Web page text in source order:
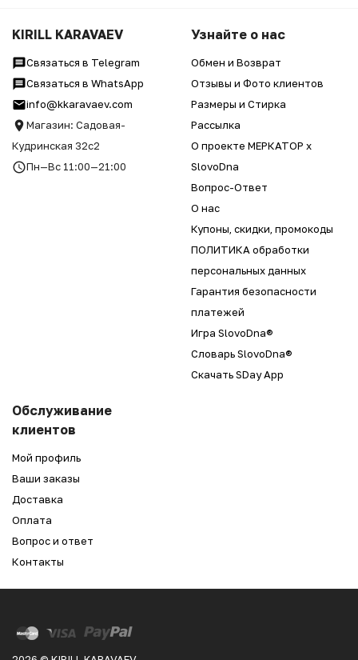
KIRILL KARAVAEV
Связаться в Telegram
Связаться в WhatsApp
info@kkaravaev.com
Магазин: Садовая-
Кудринская 32с2
Пн—Вс 11:00—21:00
Узнайте о нас
Обмен и Возврат
Отзывы и Фото клиентов
Размеры и Стирка
Рассылка
О проекте МЕРКАТОР x
SlovoDna
Вопрос-Ответ
О нас
Купоны, скидки, промокоды
ПОЛИТИКА обработки
персональных данных
Гарантия безопасности
платежей
Игра SlovoDna®
Словарь SlovoDna®
Скачать SDay App
Обслуживание
клиентов
Мой профиль
Ваши заказы
Доставка
Оплата
Вопрос и ответ
Контакты